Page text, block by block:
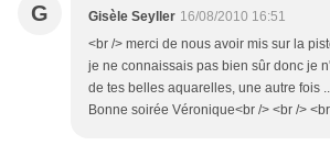
G Gisèle Seyller 16/08/2010 16:51
<br /> merci de nous avoir mis sur la
je ne connaissais pas bien sûr donc je
de tes belles aquarelles, une autre fois
Bonne soirée Véronique<br /> <br />